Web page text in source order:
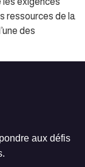
ressources de la
des
aux défis